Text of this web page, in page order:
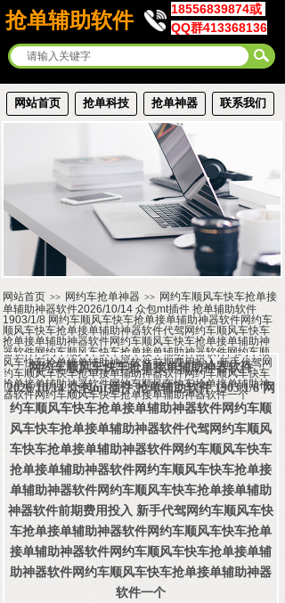
抢单辅助软件
18556839874或
QQ群413368136
网站首页 抢单科技 抢单神器 联系我们
网站首页 >> 网约车抢单神器 >>
网约车顺风车快车抢单接
单辅助神器软件2026/10/14 众包mt插件 抢单辅助软件
1903/1/8 网约车顺风车快车抢单接单辅助神器软件网约车
顺风车快车抢单接单辅助神器软件代驾网约车顺风车快车
抢单接单辅助神器软件网约车顺风车快车抢单接单辅助神
器软件网约车顺风车快车抢单接单辅助神器软件网约车顺
风车快车抢单接单辅助神器软件前期费用投入 新手代驾网
约车顺风车快车抢单接单辅助神器软件网约车顺风车快车
抢单接单辅助神器软件网约车顺风车快车抢单接单辅助神
器软件网约车顺风车快车抢单接单辅助神器软件一个
网约车顺风车快车抢单接单辅助神器软件
2026/10/14 众包mt插件 抢单辅助软件 1903/1/8 网
约车顺风车快车抢单接单辅助神器软件网约车顺
风车快车抢单接单辅助神器软件代驾网约车顺风
车快车抢单接单辅助神器软件网约车顺风车快车
抢单接单辅助神器软件网约车顺风车快车抢单接
单辅助神器软件网约车顺风车快车抢单接单辅助
神器软件前期费用投入 新手代驾网约车顺风车快
车抢单接单辅助神器软件网约车顺风车快车抢单
接单辅助神器软件网约车顺风车快车抢单接单辅
助神器软件网约车顺风车快车抢单接单辅助神器
软件一个